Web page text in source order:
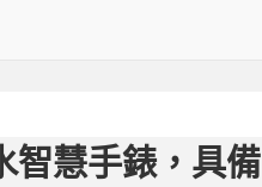
智慧手錶，具備